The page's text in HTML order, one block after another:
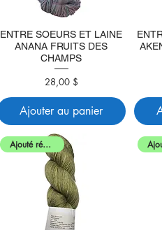
ENTRE SOEURS ET LAINE
ANANA FRUITS DES
CHAMPS
Prix
28,00 $
Ajouter au panier
Ajouté récemment